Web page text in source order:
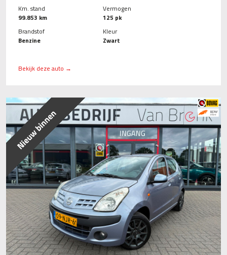
Km. stand
99.853 km
Brandstof
Benzine
Vermogen
125 pk
Kleur
Zwart
Bekijk deze auto →